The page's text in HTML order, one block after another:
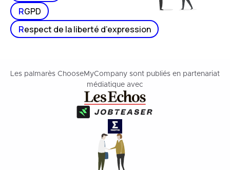
RGPD
Respect de la liberté d’expression
Les palmarès ChooseMyCompany sont publiés en partenariat
médiatique avec